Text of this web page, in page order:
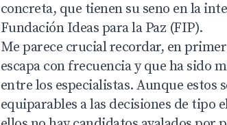
concreta, que tienen su seno en la
Fundación Ideas para la Paz (FIP).
Me parece crucial recordar, en
escapa con frecuencia y que ha sido
entre los especialistas. Aunque estos
equiparables a las decisiones de tipo